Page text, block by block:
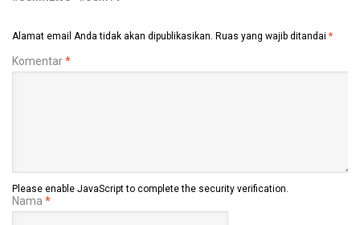
Alamat email Anda tidak akan dipublikasikan. Ruas yang wajib ditandai *
Komentar*
Please enable JavaScript to complete the security verification.
Nama *